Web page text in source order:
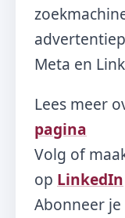
Meta en
Lees meer
pagina
Volg of
op LinkedIn
Abonneer